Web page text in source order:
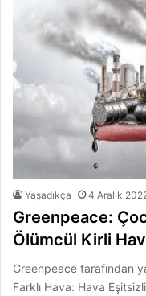
Yaşadıkça 4 Aralık
Greenpeace:
Ölümcül Kirli
Greenpeace tarafından
Farklı Hava: Hava